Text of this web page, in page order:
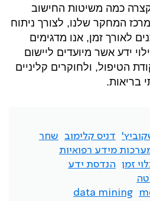
כמה משיטות החישוב
המחקר שלנו, לצורך ניתוח
לאורך זמן, אנו מדגימים
ידע אשר מיועדים ליישום
הטיפול, ולחוקרים קליניים
בריאות.
דניס קלימוב
שחר
מידע רפואיות
זמן
הנדסת ידע
data mining